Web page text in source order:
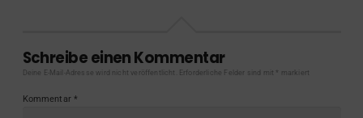
Schreibe einen Kommentar
Deine E-Mail-Adresse wird nicht veröffentlicht. Erforderliche Felder sind mit markiert
Kommentar *